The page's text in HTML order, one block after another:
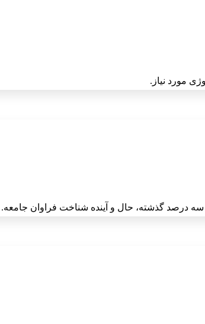
مورد نیاز.
سه درصد گذشته، حال و آینده شناخت فراوان جامعه.